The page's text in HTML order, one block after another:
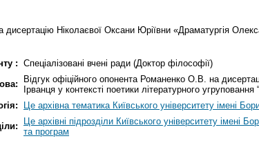
Ніколаєвої Оксани Юріївни «Драматургія
: Спеціалізовані вчені ради (Доктор філософії)
Відгук офіційного опонента Романенко О.В. на
Ірванця у контексті поетики літературного
Це архівна тематика Київського університету імені
Це архівні підрозділи Київського університету імені
та програм